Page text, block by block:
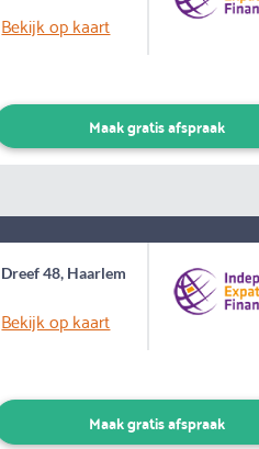
Bekijk op kaart
Maak gratis afspraak
Dreef 48, Haarlem
Bekijk op kaart
Maak gratis afspraak